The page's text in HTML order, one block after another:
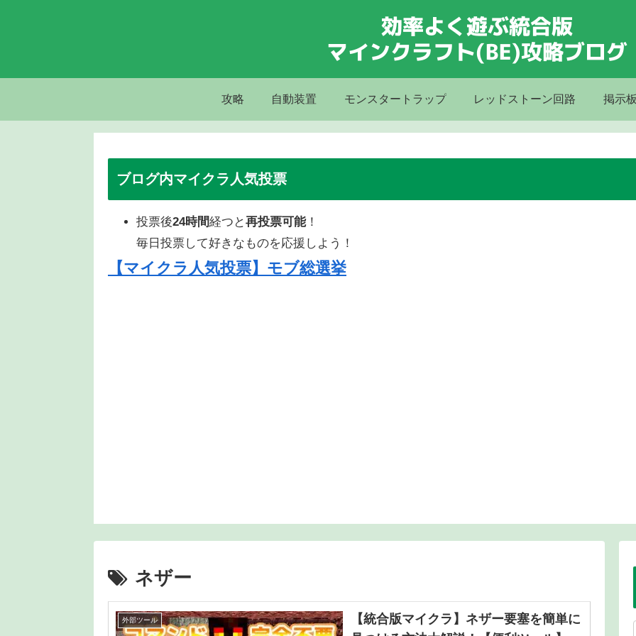
攻略 自動装置 モンスタートラップ レッドストーン回路 掲示
ブログ内マイクラ人気投票
投票後24時間経つと再投票可能！
毎日投票して好きなものを応援しよう！
【マイクラ人気投票】モブ総選挙
ネザー
外部ツール
【統合版マイクラ】ネザー要塞を簡単に